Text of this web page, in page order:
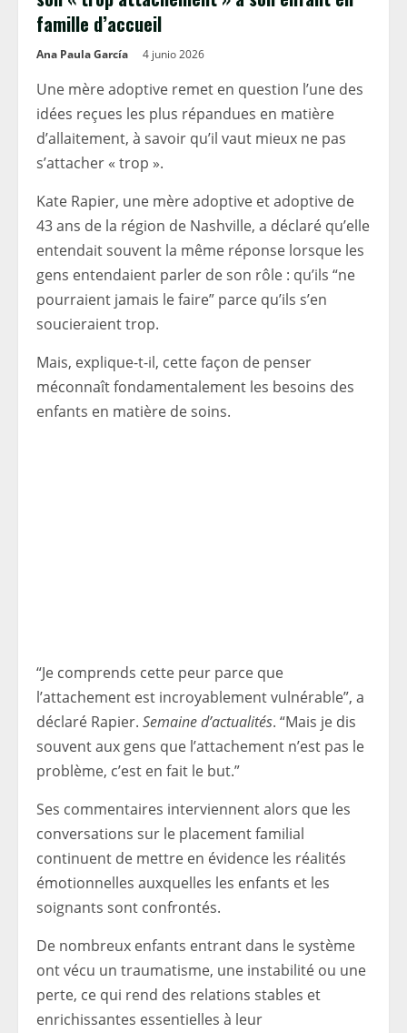
famille d’accueil
Ana Paula García 4 junio 2026
Une mère adoptive remet en question l’une des
idées reçues les plus répandues en matière
d’allaitement, à savoir qu’il vaut mieux ne pas
s’attacher « trop ».
Kate Rapier, une mère adoptive et adoptive de
43 ans de la région de Nashville, a déclaré qu’elle
entendait souvent la même réponse lorsque les
gens entendaient parler de son rôle : qu’ils “ne
pourraient jamais le faire” parce qu’ils s’en
soucieraient trop.
Mais, explique-t-il, cette façon de penser
méconnaît fondamentalement les besoins des
enfants en matière de soins.
“Je comprends cette peur parce que
l’attachement est incroyablement vulnérable”, a
déclaré Rapier. Semaine d’actualités. “Mais je dis
souvent aux gens que l’attachement n’est pas le
problème, c’est en fait le but.”
Ses commentaires interviennent alors que les
conversations sur le placement familial
continuent de mettre en évidence les réalités
émotionnelles auxquelles les enfants et les
soignants sont confrontés.
De nombreux enfants entrant dans le système
ont vécu un traumatisme, une instabilité ou une
perte, ce qui rend des relations stables et
enrichissantes essentielles à leur